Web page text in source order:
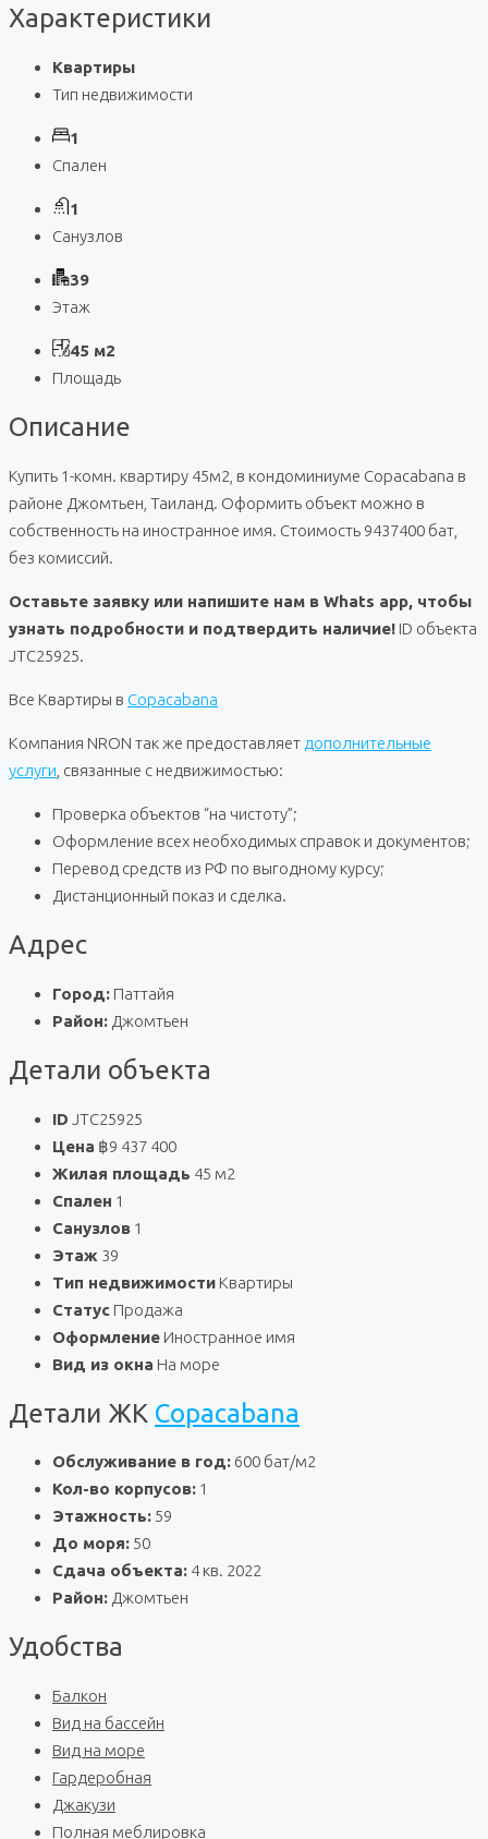
Характеристики
Квартиры
Тип недвижимости
1
Спален
1
Санузлов
39
Этаж
45 м2
Площадь
Описание
Купить 1-комн. квартиру 45м2, в кондоминиуме Copacabana в
районе Джомтьен, Таиланд. Оформить объект можно в
собственность на иностранное имя. Стоимость 9437400 бат,
без комиссий.
Оставьте заявку или напишите нам в Whats app, чтобы
узнать подробности и подтвердить наличие! ID объекта
JTC25925.
Все Квартиры в Copacabana
Компания NRON так же предоставляет дополнительные
услуги , связанные с недвижимостью:
Проверка объектов “на чистоту”;
Оформление всех необходимых справок и документов;
Перевод средств из РФ по выгодному курсу;
Дистанционный показ и сделка.
Адрес
Город: Паттайя
Район: Джомтьен
Детали объекта
ID JTC25925
Цена ฿9 437 400
Жилая площадь 45 м2
Спален 1
Санузлов 1
Этаж 39
Тип недвижимости Квартиры
Статус Продажа
Оформление Иностранное имя
Вид из окна На море
Детали ЖК Copacabana
Обслуживание в год: 600 бат/м2
Кол-во корпусов: 1
Этажность: 59
До моря: 50
Сдача объекта: 4 кв. 2022
Район: Джомтьен
Удобства
Балкон
Вид на бассейн
Вид на море
Гардеробная
Джакузи
Полная меблировка